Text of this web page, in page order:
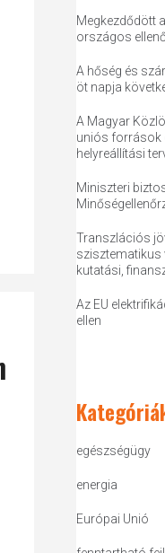
Megkezdődött
országos
A hőség és
öt napja
A Magyar
uniós források
helyreállítási
Miniszteri
Transzlációs
szisztematikus
kutatási,
Az EU
ellen
egészségügy
energia
Európai Unió